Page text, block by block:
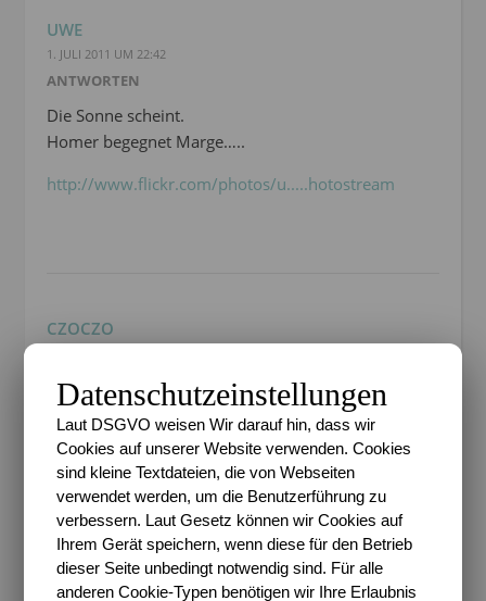
UWE
1. JULI 2011 UM 22:42
ANTWORTEN
Die Sonne scheint.
Homer begegnet Marge…..
http://www.flickr.com/photos/u.....hotostream
CZOCZO
ANTWORTEN
Ich hatte wirklich keine Idee
http://www.czoczo.de/2011/07/0.....r-of-love/
EVA
Datenschutzeinstellungen
Laut DSGVO weisen Wir darauf hin, dass wir
Cookies auf unserer Website verwenden. Cookies
sind kleine Textdateien, die von Webseiten
verwendet werden, um die Benutzerführung zu
verbessern. Laut Gesetz können wir Cookies auf
Ihrem Gerät speichern, wenn diese für den Betrieb
dieser Seite unbedingt notwendig sind. Für alle
anderen Cookie-Typen benötigen wir Ihre Erlaubnis